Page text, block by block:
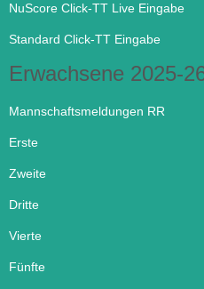
NuScore Click-TT Live Eingabe
Standard Click-TT Eingabe
Erwachsene 2025-
Mannschaftsmeldungen RR
Erste
Zweite
Dritte
Vierte
Fünfte